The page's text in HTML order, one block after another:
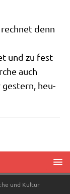
denn
und zu fest­
auch
gestern, heu­
und Kultur